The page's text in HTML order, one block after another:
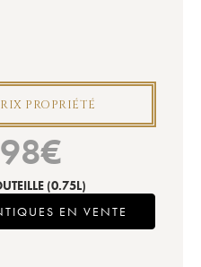
PROPRIÉTÉ
98€
(0.75L)
EN VENTE